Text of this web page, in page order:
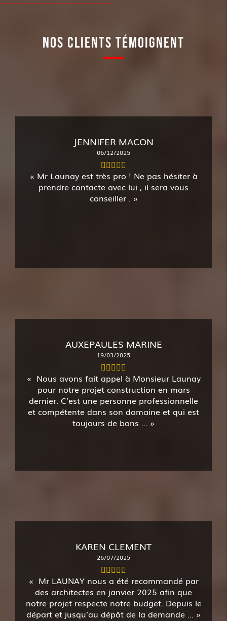
NOS CLIENTS TÉMOIGNENT
JENNIFER MACON
06/12/2025
Mr Launay est très pro ! Ne pas hésiter à
prendre contacte avec lui , il sera vous
conseiller .
AUXEPAULES MARINE
19/03/2025
Nous avons fait appel à Monsieur Launay
pour notre projet construction en mars
dernier. C’est une personne professionnelle
et compétente dans son domaine et qui est
toujours de bons ...
KAREN CLEMENT
26/07/2025
Mr LAUNAY nous a été recommandé par
des architectes en janvier 2025 afin que
notre projet respecte notre budget. Depuis le
départ et jusqu’au dépôt de la demande ...